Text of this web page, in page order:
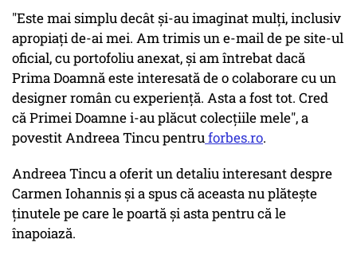
"Este mai simplu decât și-au imaginat mulți, inclusiv
apropiați de-ai mei. Am trimis un e-mail de pe site-ul
oficial, cu portofoliu anexat, și am întrebat dacă
Prima Doamnă este interesată de o colaborare cu un
designer român cu experiență. Asta a fost tot. Cred
că Primei Doamne i-au plăcut colecțiile mele", a
povestit Andreea Tincu pentruforbes.ro.
Andreea Tincu a oferit un detaliu interesant despre
Carmen Iohannis și a spus că aceasta nu plătește
ținutele pe care le poartă și asta pentru că le
înapoiază.